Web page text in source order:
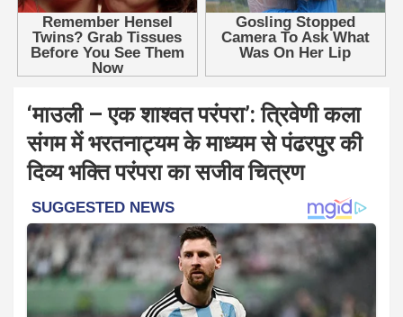
‘माउली – एक शाश्वत परंपरा’: त्रिवेणी कला
संगम में भरतनाट्यम के माध्यम से पंढरपुर की
दिव्य भक्ति परंपरा का सजीव चित्रण